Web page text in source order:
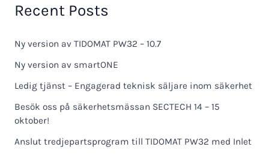
Recent Posts
Ny version av TIDOMAT PW32 – 10.7
Ny version av smartONE
Ledig tjänst – Engagerad teknisk säljare inom säkerhet
Besök oss på säkerhetsmässan SECTECH 14 – 15
oktober!
Anslut tredjepartsprogram till TIDOMAT PW32 med Inlet